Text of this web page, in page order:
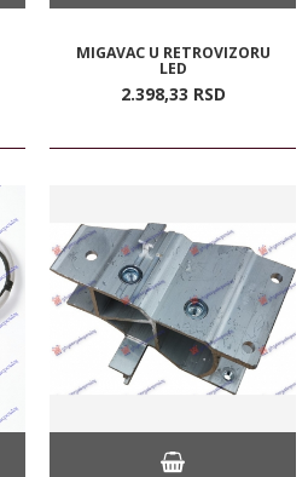
MIGAVAC U RETROVIZORU
LED
2.398,33 RSD